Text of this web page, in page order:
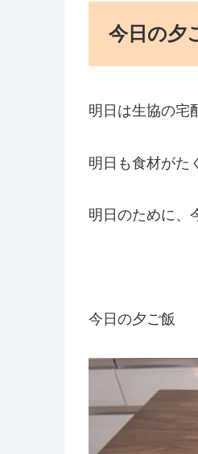
今日の夕
明日は生協の宅
明日も食材がた
明日のために、
今日の夕ご飯